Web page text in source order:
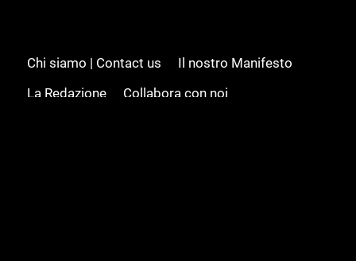
Chi siamo | Contact us
Il nostro Manifesto
La Redazione
Collabora con noi